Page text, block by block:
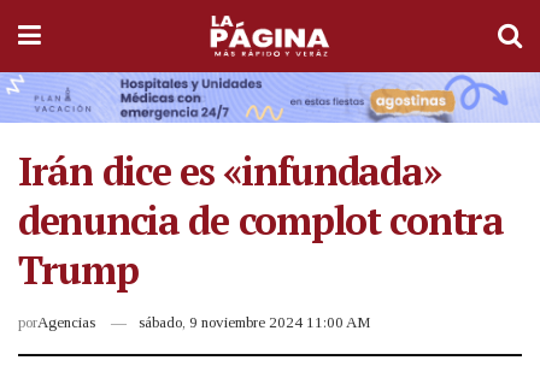
Irán dice es «infundada»
denuncia de complot contra
Trump
porAgencias sábado, 9 noviembre 2024 11:00 AM